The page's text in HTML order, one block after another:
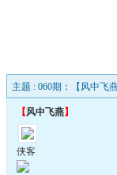
主题 : 060期：【风中飞
【风中飞燕】
侠客